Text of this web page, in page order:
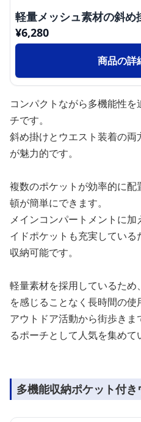
軽量メッシュ素材の斜め
¥6,280
商品の詳
コンパクトながら多機能性
チです。
斜め掛けとウエスト装着の
が魅力的です。
複数のポケットが効率的に
頓が簡単にできます。
メインコンパートメントに
イドポケットも充実してい
収納可能です。
軽量素材を採用しているた
を感じることなく長時間の使
アウトドア活動から街歩き
るポーチとして人気を集めて
多機能収納ポケット付